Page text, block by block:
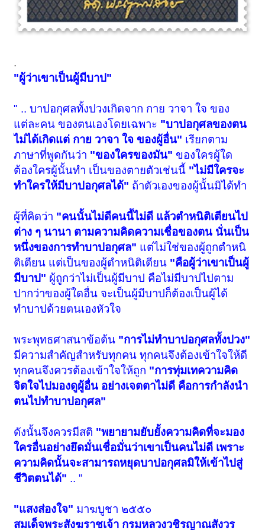
.
"ผู้ว่าเขาเป็นผู้มีบาป"
" .. บาปอกุศลทั้งปวงเกิดจาก กาย วาจา ใจ ของ
แต่ละคน ของตนเองโดยเฉพาะ "บาปอกุศลของตน
ไม่ได้เกิดแต่ กาย วาจา ใจ ของผู้อื่น" เรียกตาม
ภาษาที่พูดกันว่า "ของใครของมัน" ของใครผู้ใด
ต้องใครผู้นั้นทำ เป็นของตายตัวเช่นนี้ "ไม่มีใครจะ
ทำใครให้มีบาปอกุศลได้" ถ้าตัวเองของผู้นั้นมิได้ทำ
ผู้ที่คิดว่า "คนนั้นไม่ดีคนนี้ไม่ดี แล้วตำหนิติเตียนไป
ต่าง ๆ นานา ตามความคิดความเชื่อของตน นั่นเป็น
หนึ่งของการทำบาปอกุศล" แต่ไม่ใช่ของผู้ถูกตำหนิ
ติเตียน แต่เป็นของผู้ตำหนิติเตียน "คือผู้ว่าเขาเป็นผู้
มีบาป" ผู้ถูกว่าไม่เป็นผู้มีบาป คือไม่มีบาปไปตาม
ปากว่าของผู้ใดอื่น จะเป็นผู้มีบาปก็ต้องเป็นผู้ได้
ทำบาปด้วยตนเองหัวใจ
พระพุทธศาสนาข้อต้น "การไม่ทำบาปอกุศลทั้งปวง"
มีความสำคัญสำหรับทุกคน ทุกคนจึงต้องเข้าใจให้ดี
ทุกคนจึงควรต้องเข้าใจให้ถูก "การทุ่มเทความคิด
จิตใจไปมองดูผู้อื่น อย่างเจตตาไม่ดี คือการกำลังนำ
ตนไปทำบาปอกุศล"
ดังนั้นจึงควรมีสติ "พยายามยับยั้งความคิดที่จะมอง
ใครอื่นอย่างยึดมั่นเชื่อมั่นว่าเขาเป็นคนไม่ดี เพราะ
ความคิดนั้นจะสามารถหยุดบาปอกุศลมิให้เข้าไปสู่
ชีวิตตนได้" .. "
"แสงส่องใจ" มาฆบูชา ๒๕๕๐
สมเด็จพระสังฆราชเจ้า กรมหลวงวชิรญาณสังวร